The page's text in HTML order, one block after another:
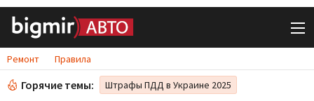
Ремонт Правила
Горячие темы: Штрафы ПДД в Украине 2025